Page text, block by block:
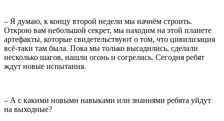
– Я думаю, к концу второй недели мы начнём строить.
Открою вам небольшой секрет, мы находим на этой планете
артефакты, которые свидетельствуют о том, что цивилизация
всё-таки там была. Пока мы только высадились, сделали
несколько шагов, нашли огонь и согрелись. Сегодня ребят
ждут новые испытания.
– А с какими новыми навыками или знаниями ребята уйдут
на выходные?